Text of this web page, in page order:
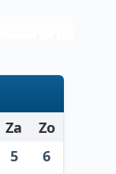
valt of je
Za
Zo
5
6